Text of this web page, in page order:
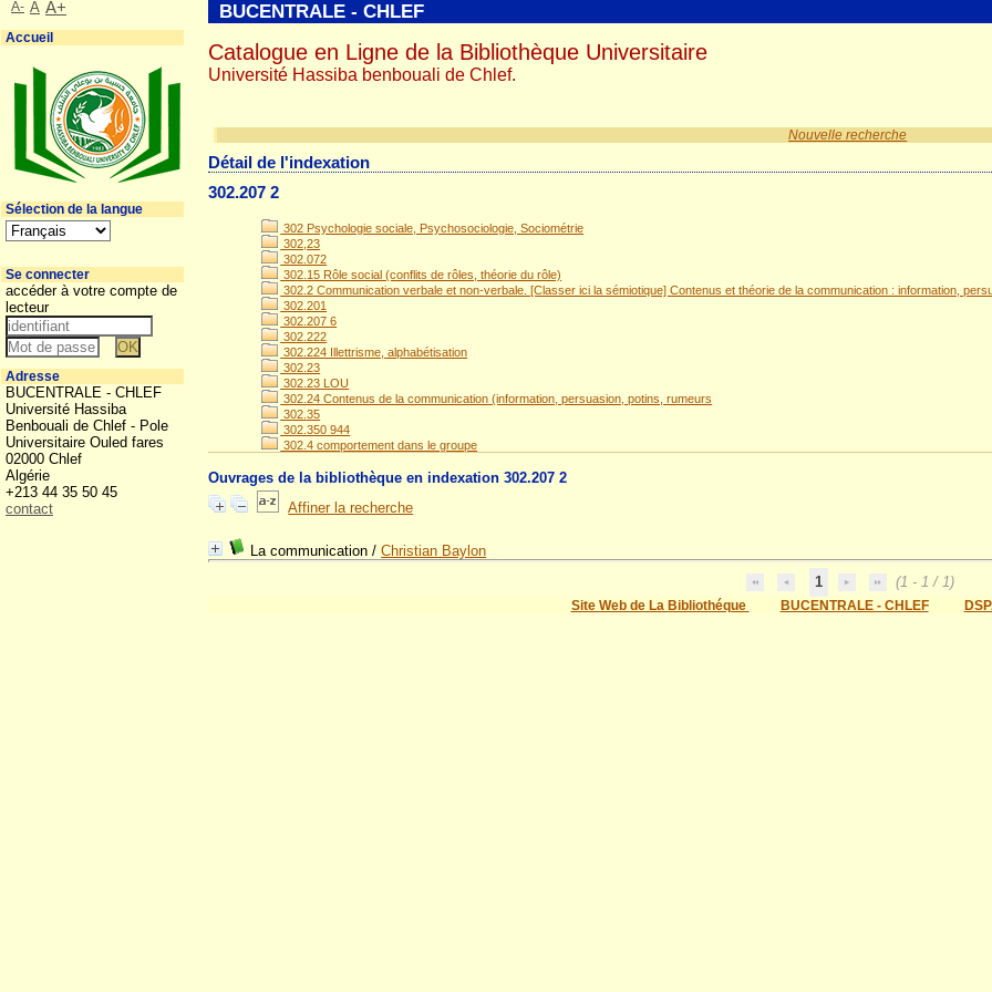
Nouvelle recherche
Détail de l'indexation
302.207 2
302 Psychologie sociale, Psychosociologie, Sociométrie
302,23
302.072
302.15 Rôle social (conflits de rôles, théorie du rôle)
302.2 Communication verbale et non-verbale. [Classer ici la sémiotique] Contenus et théorie de la communication : information,
302.201
302.207 6
302.222
302.224 Illettrisme, alphabétisation
302.23
302.23 LOU
302.24 Contenus de la communication (information, persuasion, potins, rumeurs
302.35
302.350 944
302.4 comportement dans le groupe
Ouvrages de la bibliothèque en indexation 302.207 2
Affiner la recherche
La communication /Christian Baylon
1
(1 - 1 / 1)
Site Web de La Bibliothéque BUCENTRALE - CHLEF
BUCENTRALE - CHLEF
Catalogue en Ligne de la Bibliothèque Universitaire
Université Hassiba benbouali de Chlef.
A- A A+
Accueil
Sélection de la langue
Se connecter
accéder à votre compte de
lecteur
Adresse
BUCENTRALE - CHLEF
Université Hassiba
Benbouali de Chlef - Pole
Universitaire Ouled fares
02000 Chlef
Algérie
+213 44 35 50 45
contact